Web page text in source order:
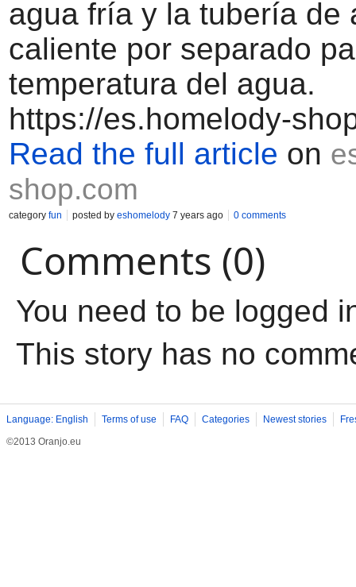
agua fría y la tubería de
caliente por separado
temperatura del agua.
https://es.homelody-
Read the full article on
shop.com
category fun posted by eshomelody 7 years ago 0 comments
Comments (0)
You need to be logged
This story has no
Language: English Terms of use FAQ Categories Newest stories
©2013 Oranjo.eu